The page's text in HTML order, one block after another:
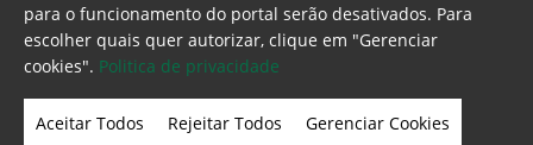
Ministério Público do Estado do Ceará
Procuradoria Geral de Justiça Av. Gen. Afonso
Albuquerque Lima, 130 - Cambeba - CEP:
60.822-325 - Fortaleza, Ceará. Brasil
Home Page Intranet Webmail Office 365
para o funcionamento do portal serão desativados. Para
escolher quais quer autorizar, clique em "Gerenciar
cookies". Politica de privacidade
Aceitar Todos Rejeitar Todos Gerenciar Cookies